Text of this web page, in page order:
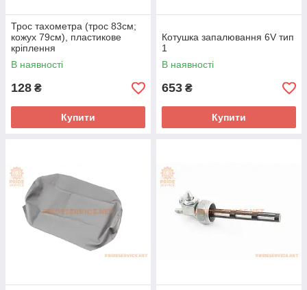
Трос тахометра (трос 83см;
кожух 79см), пластикове
кріплення
В наявності
128 ₴
Купити
Котушка запалювання 6V тип
1
В наявності
653 ₴
Купити